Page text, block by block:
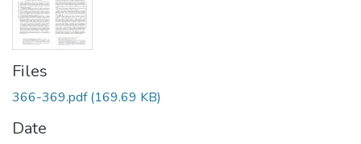
Files
366-369.pdf(169.69 KB)
Date